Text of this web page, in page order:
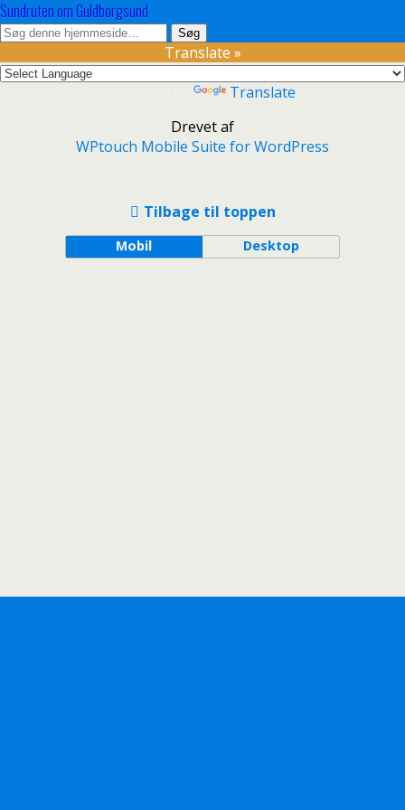
Sundruten om Guldborgsund
Translate »
Translate
Drevet af
WPtouch Mobile Suite for WordPress
Tilbage til toppen
Mobil Desktop